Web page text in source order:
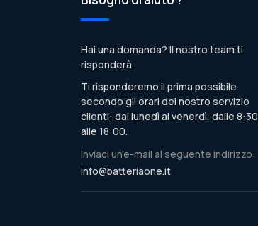
Hai una domanda? Il nostro team ti
risponderà
Ti risponderemo il prima possibile
secondo gli orari del nostro servizio
clienti: dal lunedì al venerdì, dalle 8:30
alle 18:00.
Inviaci un'e-mail al seguente indirizzo:
info@batteriaone.it